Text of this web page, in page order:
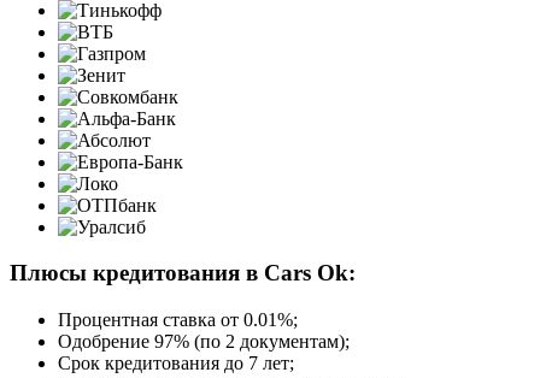
Плюсы кредитования в Cars Ok:
Процентная ставка от 0.01%;
Одобрение 97% (по 2 документам);
Срок кредитования до 7 лет;